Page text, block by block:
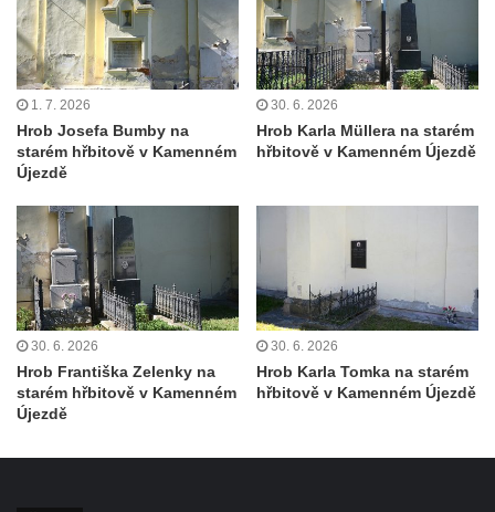
Kostel svatých Petra a Pavla v Želkovicích
Kaple Panny Marie Bolestné v Benešově
nad Ploučnicí
Kostel Narození Panny Marie v Benešově
nad Ploučnicí
Kostel svaté Anny v Tisé
Hrobka rodiny Rohn na hřbitově v
Šumburku nad Desnou – Tanvaldu
Hřbitovní kaple v Šumburku nad Desnou –
Kostel svatého Františka z Assisi v Tanvaldu
Kaple svaté Alžběty Durynské v Dolních
1. 7. 2026
Hrob Josefa Bumby na
starém hřbitově v Kamenném
Újezdě
30. 6. 2026
Hrob Karla Müllera na starém
hřbitově v Kamenném Újezdě
30. 6. 2026
Hrob Františka Zelenky na
starém hřbitově v Kamenném
Újezdě
30. 6. 2026
Hrob Karla Tomka na starém
hřbitově v Kamenném Újezdě